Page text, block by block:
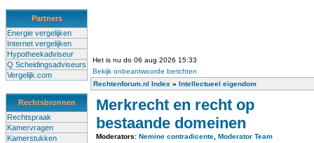
Partners
Energie vergelijken
Internet vergelijken
Hypotheekadviseur
Q Scheidingsadviseurs
Vergelijk.com
Rechtsbronnen
Rechtspraak
Kamervragen
Kamerstukken
Het is nu do 06 aug 2026 15:33
Bekijk onbeantwoorde berichten
Rechtenforum.nl Index » Intellectueel eigendom
Merkrecht en recht op
bestaande domeinen
Moderators: Nemine contradicente Moderator Team